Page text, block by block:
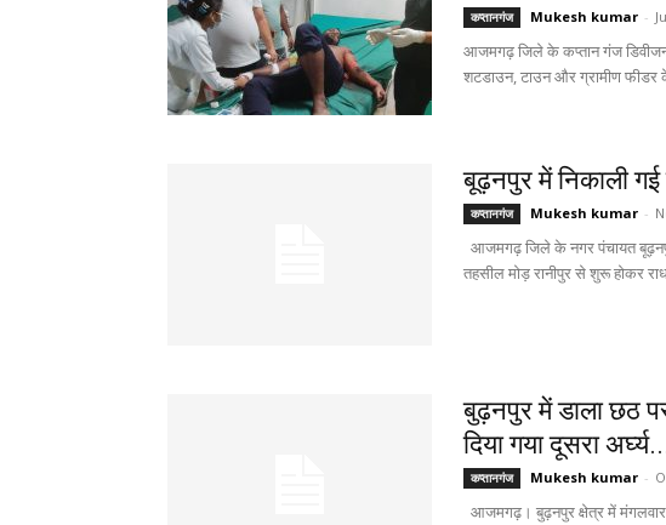
कप्तानगंज Mukesh kumar -
आजमगढ़ जिले के कप्तान गंज डिवीजन
शटडाउन, टाउन और ग्रामीण
बूढ़नपुर में निकाली
कप्तानगंज Mukesh kumar -
आजमगढ़ जिले के नगर पंचायत
तहसील मोड़ रानीपुर से शुरू होकर
बुढ़नपुर में डाला छठ
दिया गया दूसरा
कप्तानगंज Mukesh kumar -
आजमगढ़। बुढ़नपुर क्षेत्र में